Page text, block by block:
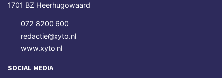
1701 BZ Heerhugowaard
072 8200 600
redactie@xyto.nl
www.xyto.nl
SOCIAL MEDIA